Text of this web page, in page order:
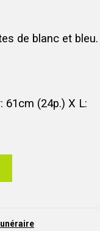
de blanc et bleu.
61cm (24p.) X L: